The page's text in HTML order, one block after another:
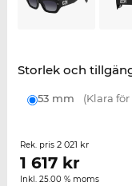
Storlek och
53 mm (Klara
Rek. pris 2 021 kr
1 617kr
Inkl. 25.00 % moms